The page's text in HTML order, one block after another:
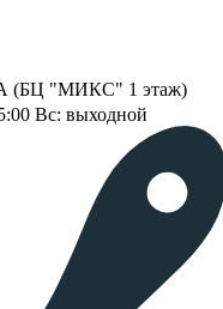
(БЦ "МИКС" 1 этаж)
Вс: выходной